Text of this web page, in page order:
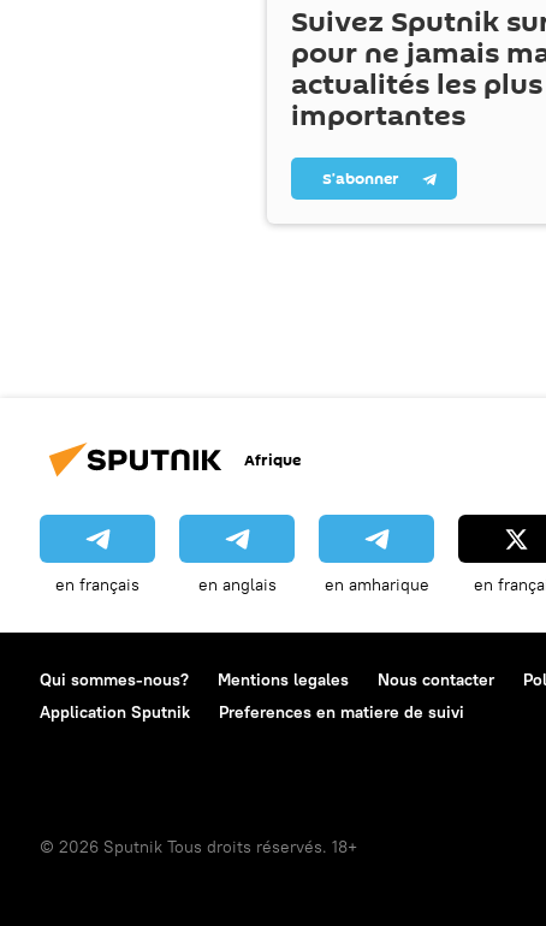
Suivez Sputnik
pour ne jamais
actualités les plus
importantes
S’abonner
Afrique
en français en anglais en amharique en
Qui sommes-nous? Mentions legales Nous contacter
Application Sputnik
Preferences en matiere de suivi
© 2026 Sputnik Tous droits réservés. 18+